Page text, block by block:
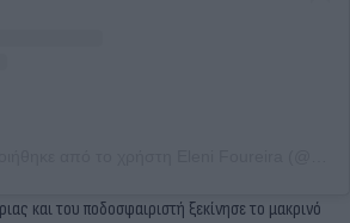
και του ποδοσφαιριστή ξεκίνησε το μακρινό